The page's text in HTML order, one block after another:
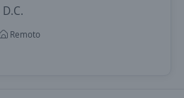
Remoto